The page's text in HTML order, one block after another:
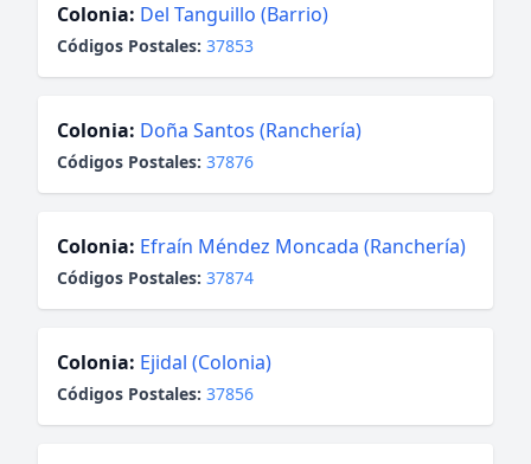
Colonia: Del Tanguillo (Barrio)
Códigos Postales: 37853
Colonia: Doña Santos (Ranchería)
Códigos Postales: 37876
Colonia: Efraín Méndez Moncada (Ranchería)
Códigos Postales: 37874
Colonia: Ejidal (Colonia)
Códigos Postales: 37856